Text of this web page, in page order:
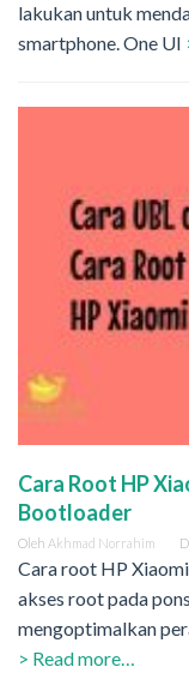
lakukan untuk
smartphone. One UI
Cara Root HP
Bootloader
Oleh Akhmad Norrahim
Cara root HP
akses root pada
mengoptimalkan
> Read more…